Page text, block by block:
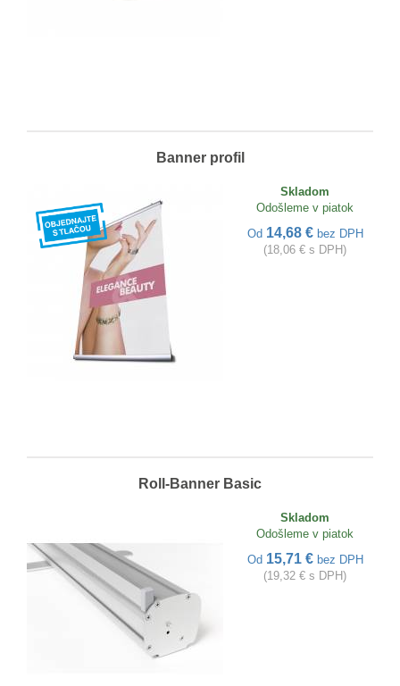
Banner profil
Skladom
Odošleme v piatok
Od 14,68 € bez DPH
(18,06 € s DPH)
Roll-Banner Basic
Skladom
Odošleme v piatok
Od 15,71 € bez DPH
(19,32 € s DPH)